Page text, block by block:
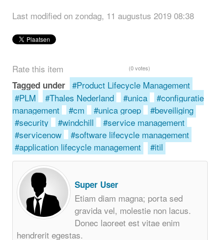
Last modified on zondag, 11 augustus 2019 08:38
Rate this item (0 votes)
Tagged under
Product Lifecycle Management
PLM
Thales Nederland unica
configuratie
management
cm unica groep
beveiliging
security
windchill
service management
servicenow
software lifecycle management
application lifecycle management
itil
Super User
Etiam diam magna; porta sed
gravida vel, molestie non lacus.
Donec laoreet est vitae enim
hendrerit egestas.